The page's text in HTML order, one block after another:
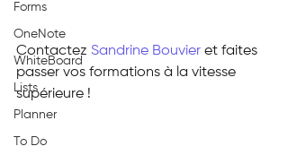
Forms
OneNote
WhiteBoard
Lists
Planner
To Do
Contactez Sandrine Bouvier et faites
passer vos formations à la vitesse
supérieure !